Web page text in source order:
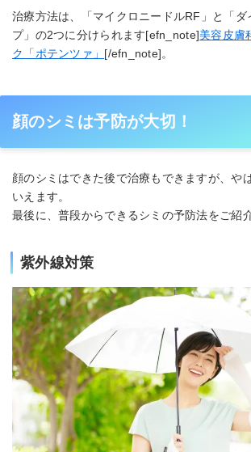
治療方法は、「マイクロニードルRF」と「ダ
プ」の2つに分けられます[efn_note]美容皮膚
ク「ポテンツァ」 [/efn_note]。
顔のシミは予防が大切！
顔のシミはできた後で治療もできますが、や
いえます。
最後に、普段からできるシミの予防法をご紹
紫外線対策